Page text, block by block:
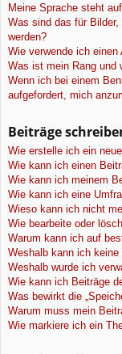
Meine Sprache steht
Was sind das für
werden?
Wie verwende ich einen
Was ist mein Rang und
Wenn ich bei einem
aufgefordert, mich
Beiträge
Wie erstelle ich ein
Wie kann ich einen
Wie kann ich meinem
Wie kann ich eine
Wieso kann ich nicht
Wie bearbeite oder
Warum kann ich auf
Weshalb kann ich keine
Weshalb wurde ich
Wie kann ich Beiträge
Was bewirkt die
Warum muss mein
Wie markiere ich ein